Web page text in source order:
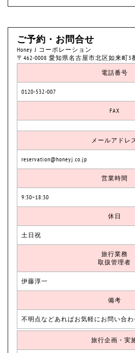
ご予約・お問合せ
Honey J コーポレーション
〒462-0008 愛知県名古屋市北区如来町
電話番号
0120-532-007
FAX
メールアドレ
reservation@honeyj.co.jp
営業時間
9:30~18:30
休日
土日祝
旅行業務
取扱管理者
伊藤淳一
備考
不明点などあればお気軽にお問い合わ
旅行企画・実